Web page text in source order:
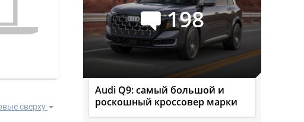
сверху
198
Audi Q9: самый большой и
роскошный кроссовер марки